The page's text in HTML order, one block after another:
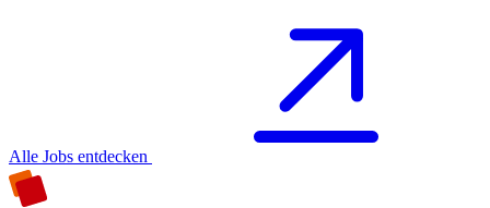
Alle Jobs entdecken